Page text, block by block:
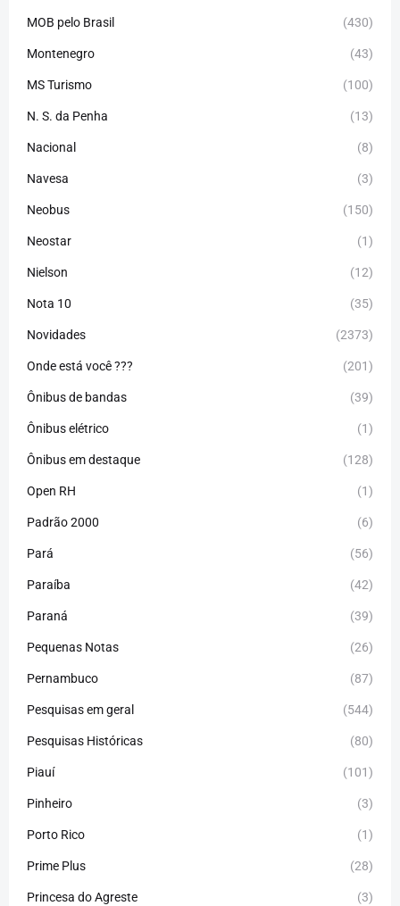
MOB pelo Brasil (430)
Montenegro (43)
MS Turismo (100)
N. S. da Penha (13)
Nacional (8)
Navesa (3)
Neobus (150)
Neostar (1)
Nielson (12)
Nota 10 (35)
Novidades (2373)
Onde está você ??? (201)
Ônibus de bandas (39)
Ônibus elétrico (1)
Ônibus em destaque (128)
Open RH (1)
Padrão 2000 (6)
Pará (56)
Paraíba (42)
Paraná (39)
Pequenas Notas (26)
Pernambuco (87)
Pesquisas em geral (544)
Pesquisas Históricas (80)
Piauí (101)
Pinheiro (3)
Porto Rico (1)
Prime Plus (28)
Princesa do Agreste (3)